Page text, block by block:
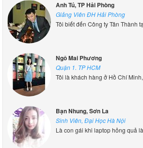
Anh Tú, TP Hải Phòng
Giảng Viên ĐH Hải Phòng
Tôi biết đến Công ty Tân Thành
Ngô Mai Phương
Quận 1. TP HCM
Tôi là khách hàng ở Hồ Chí
Bạn Nhung, Sơn La
Sinh Viên, Đại Học Hà Nội
Là con gái khi laptop hỏng quả